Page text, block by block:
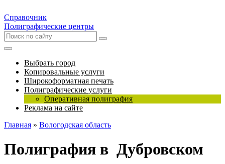
Справочник
Полиграфические центры
Выбрать город
Копировальные услуги
Широкоформатная печать
Полиграфические услуги
Оперативная полиграфия
Реклама на сайте
Главная » Вологодская область
Полиграфия в Дубровском